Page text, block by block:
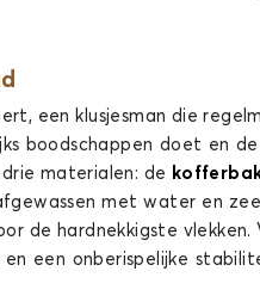
CLASSE T
CLS
een klusjesman die
boodschappen doet en
materialen: de
met water en
de hardnekkigste
een onberispelijke